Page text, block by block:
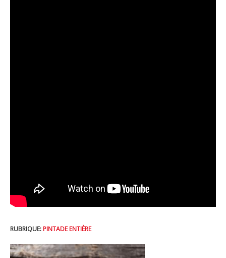
RUBRIQUE: PINTADE ENTIÈRE